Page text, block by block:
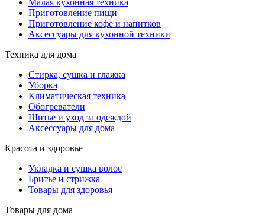
Малая кухонная техника
Приготовление пищи
Приготовление кофе и напитков
Аксессуары для кухонной техники
Техника для дома
Стирка, сушка и глажка
Уборка
Климатическая техника
Обогреватели
Шитье и уход за одеждой
Аксессуары для дома
Красота и здоровье
Укладка и сушка волос
Бритье и стрижка
Товары для здоровья
Товары для дома